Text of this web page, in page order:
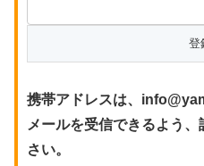
携帯アドレスは、
メールを受信できるよう
さい。